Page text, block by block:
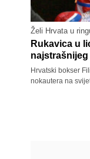
Želi Hrvata u
Rukavica u
Hrvatski bokser
nokautera na